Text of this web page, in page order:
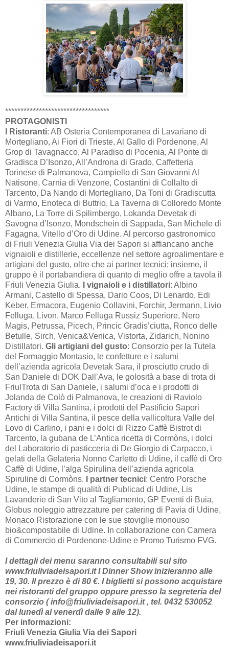
**********************************
PROTAGONISTI
I Ristoranti: AB Osteria Contemporanea di Lavariano di
Mortegliano, Ai Fiori di Trieste, Al Gallo di Pordenone, Al
Grop di Tavagnacco, Al Paradiso di Pocenia, Al Ponte di
Gradisca D’Isonzo, All’Androna di Grado, Caffetteria
Torinese di Palmanova, Campiello di San Giovanni Al
Natisone, Carnia di Venzone, Costantini di Collalto di
Tarcento, Da Nando di Mortegliano, Da Toni di Gradiscutta
di Varmo, Enoteca di Buttrio, La Taverna di Colloredo Monte
Albano, La Torre di Spilimbergo, Lokanda Devetak di
Savogna d’Isonzo, Mondschein di Sappada, San Michele di
Fagagna, Vitello d’Oro di Udine. Al percorso gastronomico
di Friuli Venezia Giulia Via dei Sapori si affiancano anche
vignaioli e distillerie, eccellenze nel settore agroalimentare e
artigiani del gusto, oltre che ai partner tecnici: insieme, il
gruppo è il portabandiera di quanto di meglio offre a tavola il
Friuli Venezia Giulia.
I vignaioli e i distillatori: Albino
Armani, Castello di Spessa, Dario Coos, Di Lenardo, Edi
Keber, Ermacora, Eugenio Collavini, Forchir, Jermann, Livio
Felluga, Livon, Marco Felluga Russiz Superiore, Nero
Magis, Petrussa, Picech, Princic Gradis’ciutta, Ronco delle
Betulle, Sirch, Venica&Venica, Vistorta, Zidarich, Nonino
Distillatori. Gli artigiani del gusto: Consorzio per la Tutela
del Formaggio Montasio, le confetture e i salumi
dell’azienda agricola Devetak Sara, il prosciutto crudo di
San Daniele di DOK Dall’Ava, le golosità a base di trota di
FriulTrota di San Daniele, i salumi d’oca e i prodotti di
Jolanda de Colò di Palmanova, le creazioni di Raviolo
Factory di Villa Santina, i prodotti del Pastificio Sapori
Antichi di Villa Santina, il pesce della vallicoltura Valle del
Lovo di Carlino, i pani e i dolci di Rizzo Caffè Bistrot di
Tarcento, la gubana de L’Antica ricetta di Cormòns, i dolci
del Laboratorio di pasticceria di De Giorgio di Carpacco, i
gelati della Gelateria Nonno Carletto di Udine, il caffè di Oro
Caffè di Udine, l’alga Spirulina dell’azienda agricola
Spiruline di Cormòns.
I partner tecnici: Centro Porsche
Udine, le stampe di qualità di Publicad di Udine, Lis
Lavanderie di San Vito al Tagliamento, GP Eventi di Buia,
Globus noleggio attrezzature per catering di Pavia di Udine,
Monaco Ristorazione con le sue stoviglie monouso
bio&compostabile di Udine. In collaborazione con Camera
di Commercio di Pordenone-Udine e Promo Turismo FVG.
I dettagli dei menu saranno consultabili sul sito
www.friuliviadeisapori.it I Dinner Show inizieranno alle
19, 30. Il prezzo è di 80 €. I biglietti si possono acquistare
nei ristoranti del gruppo oppure presso la segreteria del
consorzio ( info@friuliviadeisapori.it , tel. 0432 530052
dal lunedì al venerdì dalle 9 alle 12).
Per informazioni:
Friuli Venezia Giulia Via dei Sapori
www.friuliviadeisapori.it